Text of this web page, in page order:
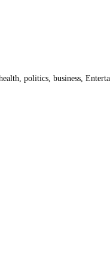
politics, business,